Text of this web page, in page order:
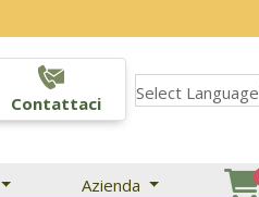
Contattaci
Select Language
Azienda